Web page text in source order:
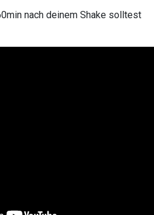
nach deinem Shake solltest